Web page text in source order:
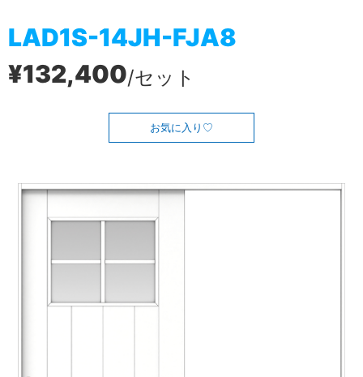
LAD1S-14JH-FJA8
¥132,400/セット
お気に入り